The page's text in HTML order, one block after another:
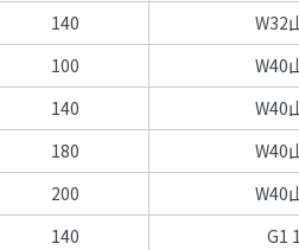
140
W32
100
W40
140
W40
180
W40
200
W40
140
G1